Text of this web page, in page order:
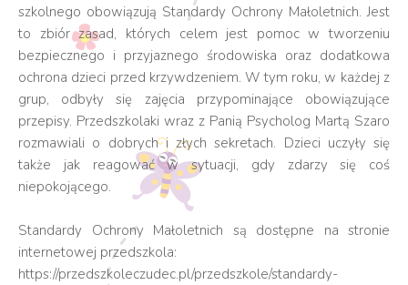
szkolnego obowiązują Standardy Ochrony Małoletnich. Jest
to zbiór zasad, których celem jest pomoc w tworzeniu
bezpiecznego i przyjaznego środowiska oraz dodatkowa
ochrona dzieci przed krzywdzeniem. W tym roku, w każdej z
grup, odbyły się zajęcia przypominające obowiązujące
przepisy. Przedszkolaki wraz z Panią Psycholog Martą Szaro
rozmawiali o dobrych i złych sekretach. Dzieci uczyły się
także jak reagować w sytuacji, gdy zdarzy się coś
niepokojącego.
Standardy Ochrony Małoletnich są dostępne na stronie
internetowej przedszkola:
https://przedszkoleczudec.pl/przedszkole/standardy-